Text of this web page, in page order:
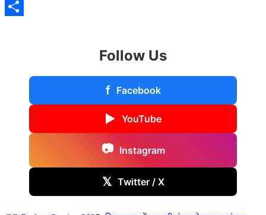
Messenger
Follow Us
f Facebook
▶ YouTube
📷 Instagram
𝕏 Twitter / X